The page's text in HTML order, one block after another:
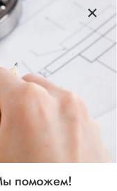
поможем!